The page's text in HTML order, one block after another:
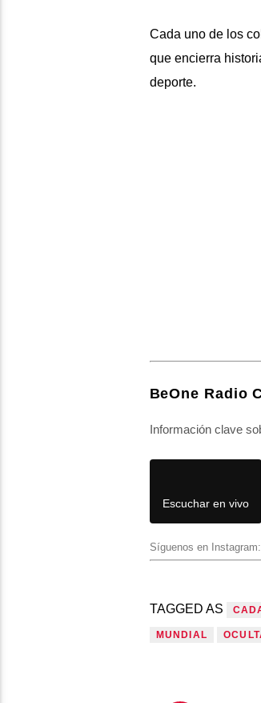
Cada uno de los
que encierra
deporte.
BeOne Radio
Información clave
Escuchar en vivo
Síguenos en Instagram:
TAGGED AS
MUNDIAL